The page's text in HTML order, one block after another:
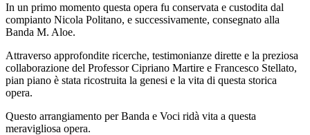
In un primo momento questa opera fu conservata e custodita dal
compianto Nicola Politano, e successivamente, consegnato alla
Banda M. Aloe.
Attraverso approfondite ricerche, testimonianze dirette e la preziosa
collaborazione del Professor Cipriano Martire e Francesco Stellato,
pian piano è stata ricostruita la genesi e la vita di questa storica
opera.
Questo arrangiamento per Banda e Voci ridà vita a questa
meravigliosa opera.